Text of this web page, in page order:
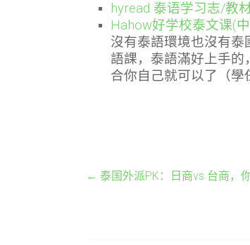
hyread 泰语学习志/教
Hahow好学校泰文课(
沒有泰語環境也沒有
語課，泰語滿好上手的
合你自己就可以了（學
← 泰国外派PK：日商vs.台商，